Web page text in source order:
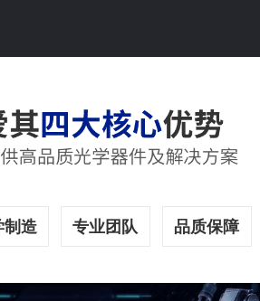
制造 专业团队 品质保障